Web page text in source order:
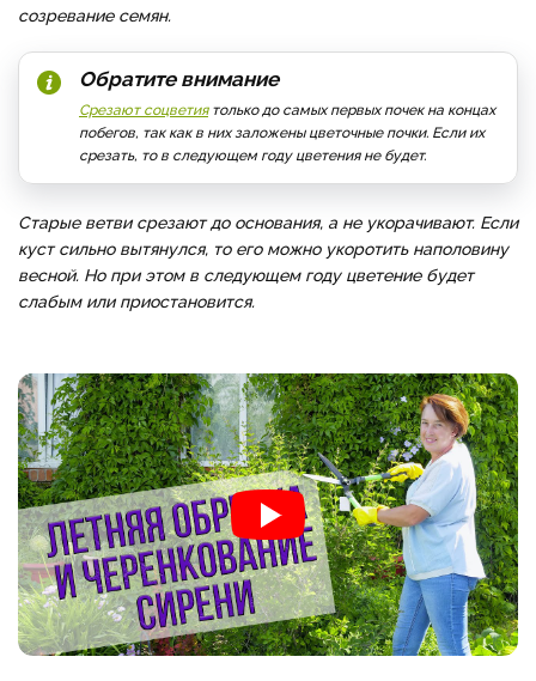
созревание семян.
Обратите внимание
Срезают соцветиятолько до самых первых почек на концах
побегов, так как в них заложены цветочные почки. Если их
срезать, то в следующем году цветения не будет.
Старые ветви срезают до основания, а не укорачивают. Если
куст сильно вытянулся, то его можно укоротить наполовину
весной. Но при этом в следующем году цветение будет
слабым или приостановится.